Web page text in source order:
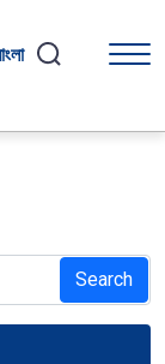
Search